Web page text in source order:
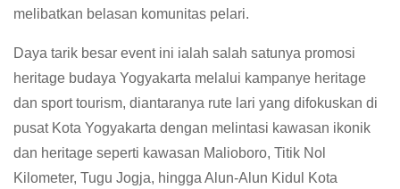
melibatkan belasan komunitas pelari.
Daya tarik besar event ini ialah salah satunya promosi
heritage budaya Yogyakarta melalui kampanye heritage
dan sport tourism, diantaranya rute lari yang difokuskan di
pusat Kota Yogyakarta dengan melintasi kawasan ikonik
dan heritage seperti kawasan Malioboro, Titik Nol
Kilometer, Tugu Jogja, hingga Alun-Alun Kidul Kota